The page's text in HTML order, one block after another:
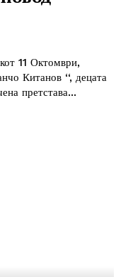
11 Октомври,
Китанов ‘‘, децата
претстава...